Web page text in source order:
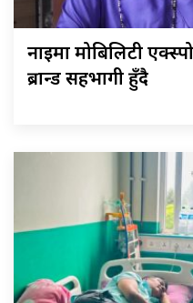
नाइमा मोबिलिटी
ब्रान्ड सहभागी हुँदै